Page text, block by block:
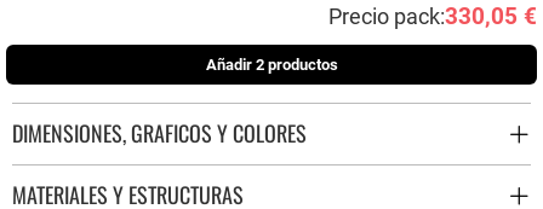
Precio pack:330,05 €
Añadir 2 productos
DIMENSIONES, GRAFICOS Y COLORES
MATERIALES Y ESTRUCTURAS